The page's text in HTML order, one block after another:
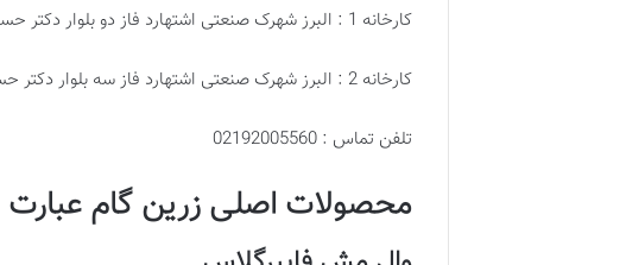
کارخانه 1 : البرز شهرک صنعتی اشتهارد فاز دو بلوار دکتر حسابی غربی خیابان گلرخ سه خیابان گلشید چهار پلاک 1568
کارخانه 2 : البرز شهرک صنعتی اشتهارد فاز سه بلوار دکتر حسابی غربی خیابان لادن سه خیابان لاله چهار قطعه 3552
تلفن تماس : 02192005560
محصولات اصلی زرین گام عبارت